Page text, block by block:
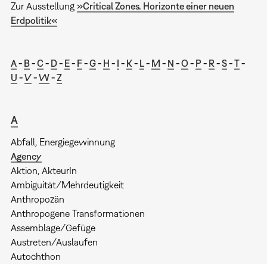
Zur Ausstellung »Critical Zones. Horizonte einer neuen
Erdpolitik«
A- B-C- D- E- F-G- H - I - K- L- M- N -O- P- R-S-T-
U -V-W-Z
A
Abfall, Energiegewinnung
Agency
Aktion, AkteurIn
Ambiguität/Mehrdeutigkeit
Anthropozän
Anthropogene Transformationen
Assemblage/Gefüge
Austreten/Auslaufen
Autochthon